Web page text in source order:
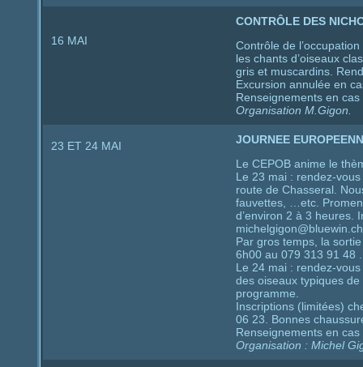
16 MAI
CONTRÔLE DES
Contrôle de
les chants d’oiseaux
gris et muscardins.
Excursion annulée en
Renseignements en
Organisation M.Gigon.
23 ET 24 MAI
JOURNEE
Le CEPOB anime le
Le 23 mai : rendez-
route de Chasseral.
fauvettes, …etc.
d’environ 2 à 3 heures.
Par gros temps, la
6h00 au 079 313 91 48 .
Le 24 mai : rendez-
des oiseaux typiques
programme.
Inscriptions (limitées)
06 23. Bonnes
Renseignements en
Organisation : Michel